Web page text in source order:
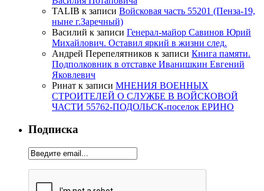
TALIB к записи Войсковая часть 55201 (Пенза-19,
ныне г.Заречный)
Василий к записи Генерал-майор Савинов Юрий
Михайлович. Оставил яркий в жизни след.
Андрей Перепелятников к записи Книга памяти.
Подполковник в отставке Иванишкин Евгений
Яковлевич
Ринат к записи МНЕНИЯ ВОЕННЫХ
СТРОИТЕЛЕЙ О СЛУЖБЕ В ВОЙСКОВОЙ
ЧАСТИ 55762-ПОДОЛЬСК-поселок ЕРИНО
Подписка